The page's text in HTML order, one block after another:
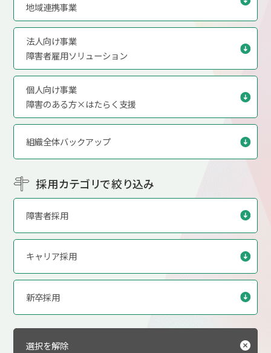
地域連携事業
法人向け事業
障害者雇用ソリューション
個人向け事業
障害のある方×はたらく支援
組織全体バックアップ
採用カテゴリで絞り込み
障害者採用
キャリア採用
新卒採用
選択を解除